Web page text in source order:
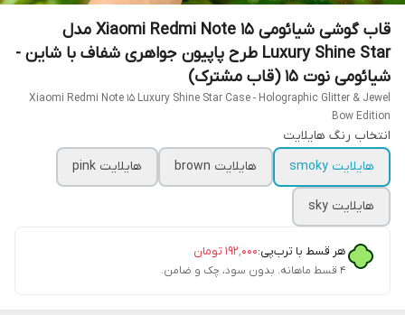
قاب گوشی شیائومی Xiaomi Redmi Note 15 مدل
Luxury Shine Star طرح پاپیون جواهری شفاف با شاین -
شیائومی نوت 15 (قاب مشترک)
Xiaomi Redmi Note 15 Luxury Shine Star Case - Holographic Glitter & Jewel
Bow Edition
انتخاب رنگ هایلایت
هایلایت smoky
هایلایت brown هایلایت pink
هایلایت sky
هر قسط با ترب‌پی:۱۹۲٬۰۰۰ تومان
۴ قسط ماهانه. بدون سود، چک و ضامن.